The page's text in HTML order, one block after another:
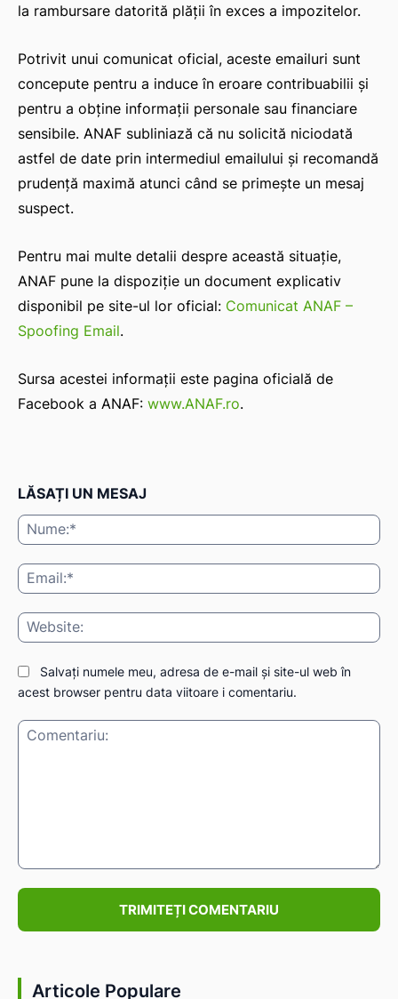
la rambursare datorită plății în exces a impozitelor.
Potrivit unui comunicat oficial, aceste emailuri sunt
concepute pentru a induce în eroare contribuabilii și
pentru a obține informații personale sau financiare
sensibile. ANAF subliniază că nu solicită niciodată
astfel de date prin intermediul emailului și recomandă
prudență maximă atunci când se primește un mesaj
suspect.
Pentru mai multe detalii despre această situație,
ANAF pune la dispoziție un document explicativ
disponibil pe site-ul lor oficial: Comunicat ANAF –
Spoofing Email.
Sursa acestei informații este pagina oficială de
Facebook a ANAF: www.ANAF.ro.
LĂSAȚI UN MESAJ
Salvați numele meu, adresa de e-mail și site-ul web în
acest browser pentru data viitoare i comentariu.
Articole Populare